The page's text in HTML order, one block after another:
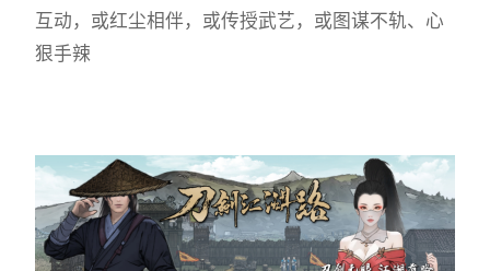
互动，或红尘相伴，或传授武艺，或图谋不轨、心
狠手辣